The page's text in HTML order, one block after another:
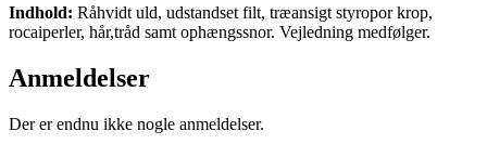
Indhold: Råhvidt uld, udstandset filt, træansigt styropor krop,
rocaiperler, hår,tråd samt ophængssnor. Vejledning medfølger.
Anmeldelser
Der er endnu ikke nogle anmeldelser.